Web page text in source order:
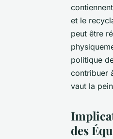
et le
peut être
politique
contribuer
vaut la
des